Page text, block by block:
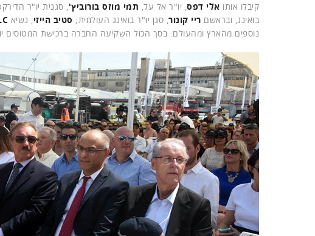
קיבלו אותו אלי דפס, יו"ר אל על, תמי מוזס בורוביץ', סגנית יו"ר
בואינג, ובראשם ריי קונור, סגן יו"ר בואינג העולמית; סטיב הייזי, נשיא
נוספים מהארץ ומהעולם. בסך הכול השקיעה החברה ברכישת המטוסים יותר מ-1.25